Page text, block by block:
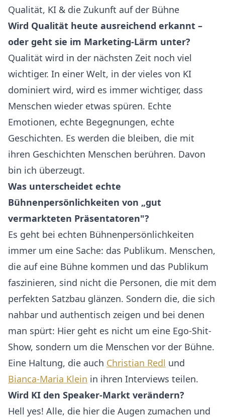
Qualität, KI & die Zukunft auf der Bühne
Wird Qualität heute ausreichend erkannt –
oder geht sie im Marketing-Lärm unter?
Qualität wird in der nächsten Zeit noch viel
wichtiger. In einer Welt, in der vieles von KI
dominiert wird, wird es immer wichtiger, dass
Menschen wieder etwas spüren. Echte
Emotionen, echte Begegnungen, echte
Geschichten. Es werden die bleiben, die mit
ihren Geschichten Menschen berühren. Davon
bin ich überzeugt.
Was unterscheidet echte
Bühnenpersönlichkeiten von „gut
vermarkteten Präsentatoren"?
Es geht bei echten Bühnenpersönlichkeiten
immer um eine Sache: das Publikum. Menschen,
die auf eine Bühne kommen und das Publikum
faszinieren, sind nicht die Personen, die mit dem
perfekten Satzbau glänzen. Sondern die, die sich
nahbar und authentisch zeigen und bei denen
man spürt: Hier geht es nicht um eine Ego-Shit-
Show, sondern um die Menschen vor der Bühne.
Eine Haltung, die auch Christian Redl und
Bianca-Maria Klein in ihren Interviews teilen.
Wird KI den Speaker-Markt verändern?
Hell yes! Alle, die hier die Augen zumachen und